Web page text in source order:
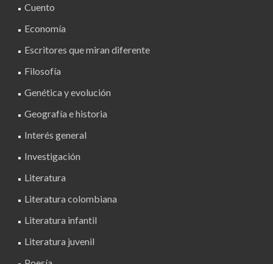
Cuento
Economía
Escritores que miran diferente
Filosofía
Genética y evolución
Geografía e historia
Interés general
Investigación
Literatura
Literatura colombiana
Literatura infantil
Literatura juvenil